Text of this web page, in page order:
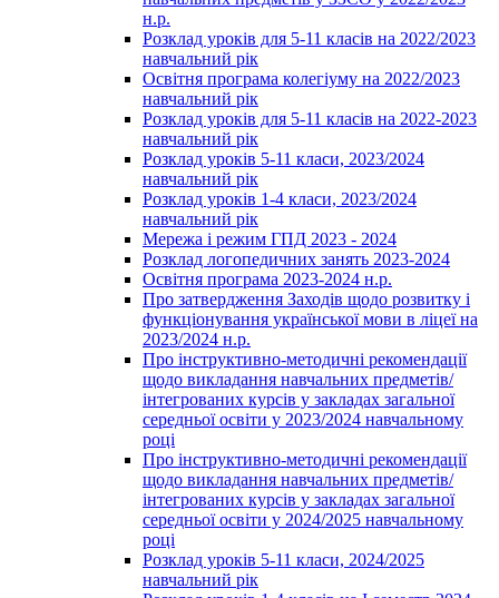
н.р.
Розклад уроків для 5-11 класів на 2022/2023
навчальний рік
Освітня програма колегіуму на 2022/2023
навчальний рік
Розклад уроків для 5-11 класів на 2022-2023
навчальний рік
Розклад уроків 5-11 класи, 2023/2024
навчальний рік
Розклад уроків 1-4 класи, 2023/2024
навчальний рік
Мережа і режим ГПД 2023 - 2024
Розклад логопедичних занять 2023-2024
Освітня програма 2023-2024 н.р.
Про затвердження Заходів щодо розвитку і
функціонування української мови в ліцеї на
2023/2024 н.р.
Про інструктивно-методичні рекомендації
щодо викладання навчальних предметів/
інтегрованих курсів у закладах загальної
середньої освіти у 2023/2024 навчальному
році
Про інструктивно-методичні рекомендації
щодо викладання навчальних предметів/
інтегрованих курсів у закладах загальної
середньої освіти у 2024/2025 навчальному
році
Розклад уроків 5-11 класи, 2024/2025
навчальний рік